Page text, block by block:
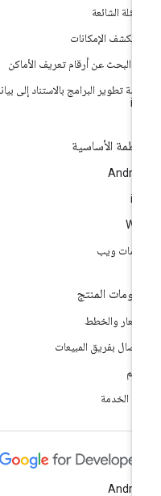
الشائعة
الإمكانات
البحث عن أرقام تعريف الأماكن
الأساسية
ويب
المنتج
والخطط
بفريق المبيعات
الخدمة